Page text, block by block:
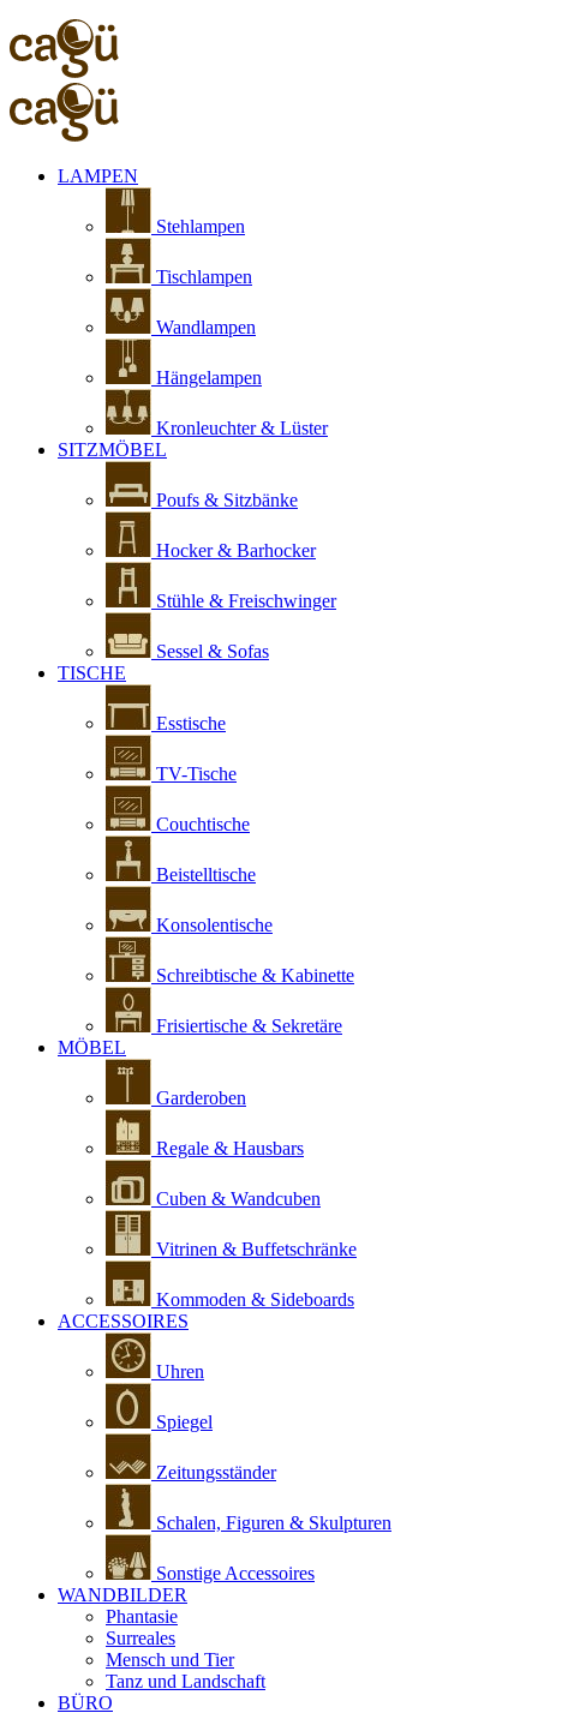
LAMPEN
Stehlampen
Tischlampen
Wandlampen
Hängelampen
Kronleuchter & Lüster
SITZMÖBEL
Poufs & Sitzbänke
Hocker & Barhocker
Stühle & Freischwinger
Sessel & Sofas
TISCHE
Esstische
TV-Tische
Couchtische
Beistelltische
Konsolentische
Schreibtische & Kabinette
Frisiertische & Sekretäre
MÖBEL
Garderoben
Regale & Hausbars
Cuben & Wandcuben
Vitrinen & Buffetschränke
Kommoden & Sideboards
ACCESSOIRES
Uhren
Spiegel
Zeitungsständer
Schalen, Figuren & Skulpturen
Sonstige Accessoires
WANDBILDER
Phantasie
Surreales
Mensch und Tier
Tanz und Landschaft
BÜRO